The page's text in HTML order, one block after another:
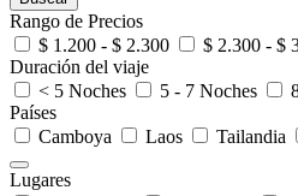
Rango de Precios
$ 1.200 - $ 2.300
$ 2.300 - $
Duración del viaje
< 5 Noches
5 - 7 Noches
Países
Camboya
Laos Tailandia
Lugares